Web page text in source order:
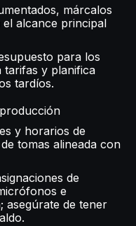
márcalos
alcance principal
para los
tarifas y planifica
tardíos.
y horarios de
tomas alineada con
de
e
asegúrate de tener